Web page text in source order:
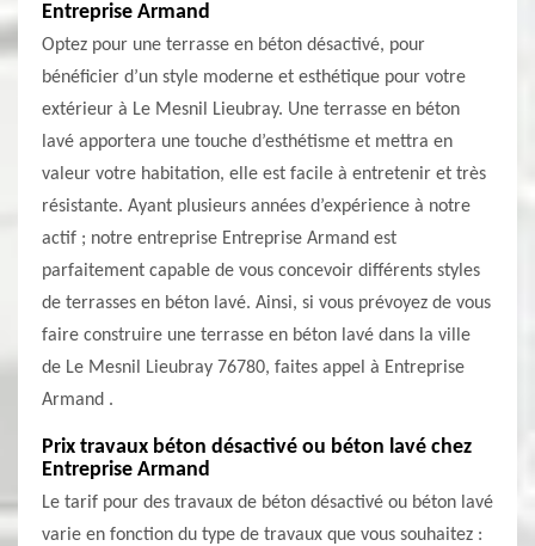
Entreprise Armand
Optez pour une terrasse en béton désactivé, pour
bénéficier d’un style moderne et esthétique pour votre
extérieur à Le Mesnil Lieubray. Une terrasse en béton
lavé apportera une touche d’esthétisme et mettra en
valeur votre habitation, elle est facile à entretenir et très
résistante. Ayant plusieurs années d’expérience à notre
actif ; notre entreprise Entreprise Armand est
parfaitement capable de vous concevoir différents styles
de terrasses en béton lavé. Ainsi, si vous prévoyez de vous
faire construire une terrasse en béton lavé dans la ville
de Le Mesnil Lieubray 76780, faites appel à Entreprise
Armand .
Prix travaux béton désactivé ou béton lavé chez
Entreprise Armand
Le tarif pour des travaux de béton désactivé ou béton lavé
varie en fonction du type de travaux que vous souhaitez :